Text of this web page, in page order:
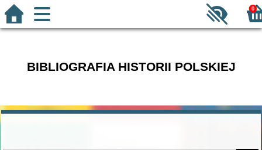
0
BIBLIOGRAFIA HISTORII POLSKIEJ